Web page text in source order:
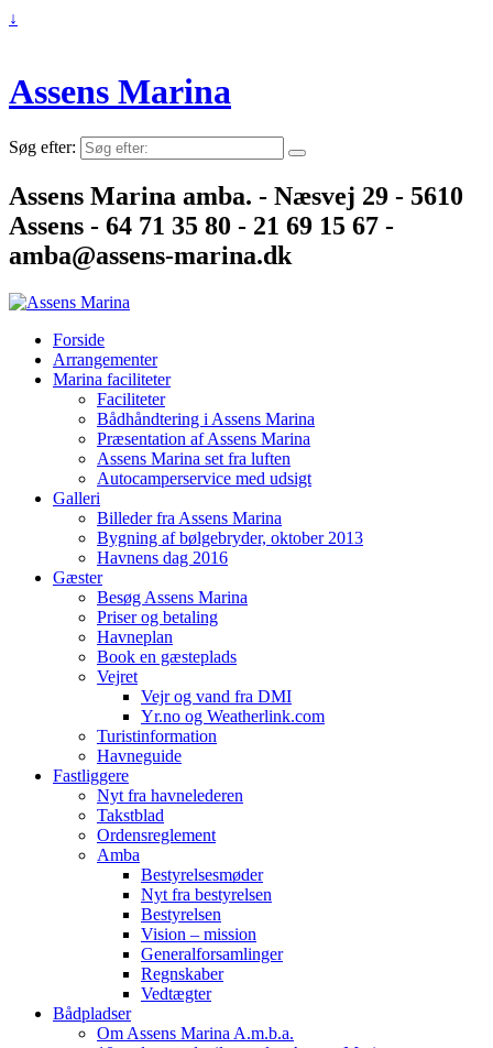
↓
Assens Marina
Søg efter:
Assens Marina amba. - Næsvej 29 - 5610
Assens - 64 71 35 80 - 21 69 15 67 -
amba@assens-marina.dk
Forside
Arrangementer
Marina faciliteter
Faciliteter
Bådhåndtering i Assens Marina
Præsentation af Assens Marina
Assens Marina set fra luften
Autocamperservice med udsigt
Galleri
Billeder fra Assens Marina
Bygning af bølgebryder, oktober 2013
Havnens dag 2016
Gæster
Besøg Assens Marina
Priser og betaling
Havneplan
Book en gæsteplads
Vejret
Vejr og vand fra DMI
Yr.no og Weatherlink.com
Turistinformation
Havneguide
Fastliggere
Nyt fra havnelederen
Takstblad
Ordensreglement
Amba
Bestyrelsesmøder
Nyt fra bestyrelsen
Bestyrelsen
Vision – mission
Generalforsamlinger
Regnskaber
Vedtægter
Bådpladser
Om Assens Marina A.m.b.a.